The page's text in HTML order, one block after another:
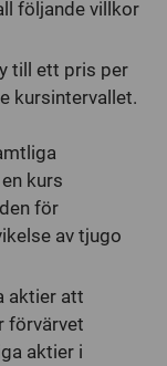
följande villkor
till ett pris per
kursintervallet.
kurs
för
av tjugo
aktier att
förvärvet
aktier i
past.